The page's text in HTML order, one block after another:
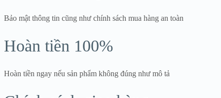
Bảo mật thông tin cũng như chính sách mua hàng an toàn
Hoàn tiền 100%
Hoàn tiền ngay nếu sản phẩm không đúng như mô tả